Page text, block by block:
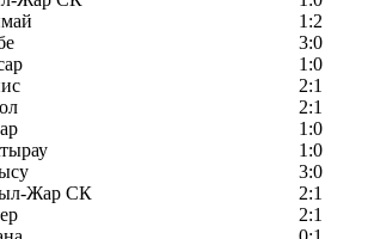
1:2
3:0
1:0
2:1
2:1
1:0
1:0
3:0
Жар СК
2:1
2:1